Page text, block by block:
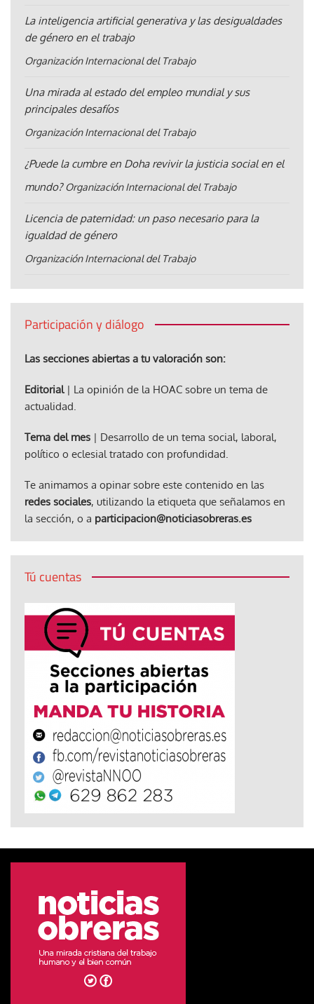
La inteligencia artificial generativa y las desigualdades
de género en el trabajo
Organización Internacional del Trabajo
Una mirada al estado del empleo mundial y sus
principales desafíos
Organización Internacional del Trabajo
¿Puede la cumbre en Doha revivir la justicia social en el
mundo? Organización Internacional del Trabajo
Licencia de paternidad: un paso necesario para la
igualdad de género
Organización Internacional del Trabajo
Participación y diálogo
Las secciones abiertas a tu valoración son:
Editorial| La opinión de la HOAC sobre un tema de
actualidad.
Tema del mes | Desarrollo de un tema social, laboral,
político o eclesial tratado con profundidad.
Te animamos a opinar sobre este contenido en las
redes sociales, utilizando la etiqueta que señalamos en
la sección, o a participacion@noticiasobreras.es
Tú cuentas